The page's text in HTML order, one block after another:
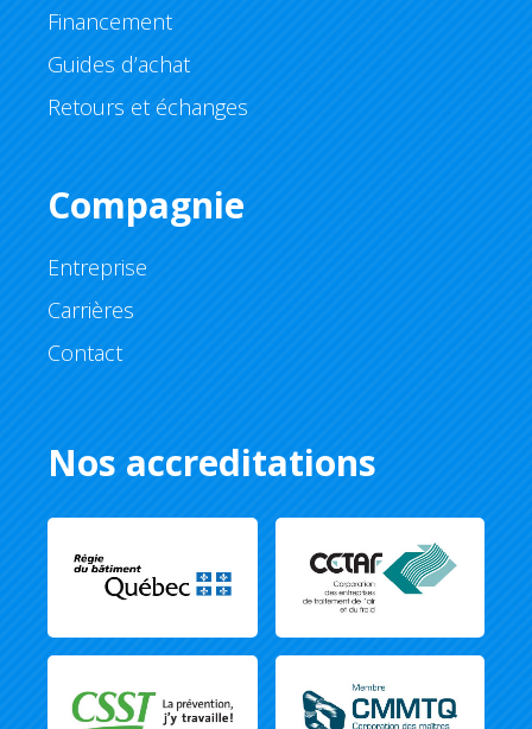
Financement
Guides d’achat
Retours et échanges
Compagnie
Entreprise
Carrières
Contact
Nos accreditations